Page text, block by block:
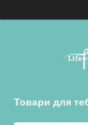
Товари для